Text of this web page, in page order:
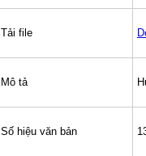
Tải file
Mô tả
Số hiệu văn bản